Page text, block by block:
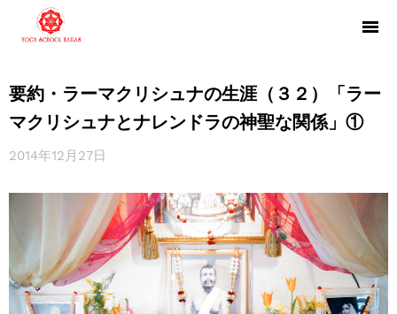
要約・ラーマクリシュナの生涯（３２）「ラー
マクリシュナとナレンドラの神聖な関係」①
2014年12月27日